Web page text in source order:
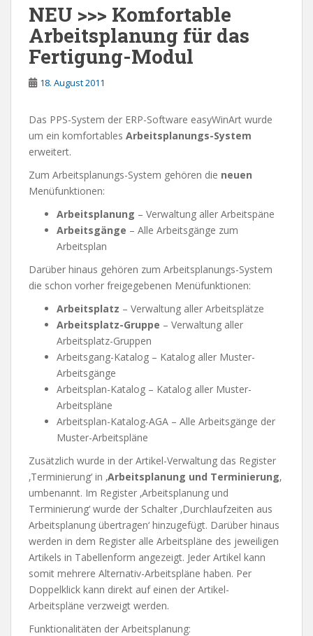
NEU >>> Komfortable
Arbeitsplanung für das
Fertigung-Modul
18. August 2011
Das PPS-System der ERP-Software easyWinArt wurde
um ein komfortables Arbeitsplanungs-System
erweitert.
Zum Arbeitsplanungs-System gehören die neuen
Menüfunktionen:
Arbeitsplanung – Verwaltung aller Arbeitspäne
Arbeitsgänge – Alle Arbeitsgänge zum
Arbeitsplan
Darüber hinaus gehören zum Arbeitsplanungs-System
die schon vorher freigegebenen Menüfunktionen:
Arbeitsplatz – Verwaltung aller Arbeitsplätze
Arbeitsplatz-Gruppe – Verwaltung aller
Arbeitsplatz-Gruppen
Arbeitsgang-Katalog – Katalog aller Muster-
Arbeitsgänge
Arbeitsplan-Katalog – Katalog aller Muster-
Arbeitspläne
Arbeitsplan-Katalog-AGA – Alle Arbeitsgänge der
Muster-Arbeitspläne
Zusätzlich wurde in der Artikel-Verwaltung das Register
‚Terminierung‘ in ‚Arbeitsplanung und Terminierung‚
umbenannt. Im Register ‚Arbeitsplanung und
Terminierung‘ wurde der Schalter ‚Durchlaufzeiten aus
Arbeitsplanung übertragen‘ hinzugefügt. Darüber hinaus
werden in dem Register alle Arbeitspläne des jeweiligen
Artikels in Tabellenform angezeigt. Jeder Artikel kann
somit mehrere Alternativ-Arbeitspläne haben. Per
Doppelklick kann direkt auf einen der Artikel-
Arbeitspläne verzweigt werden.
Funktionalitäten der Arbeitsplanung: